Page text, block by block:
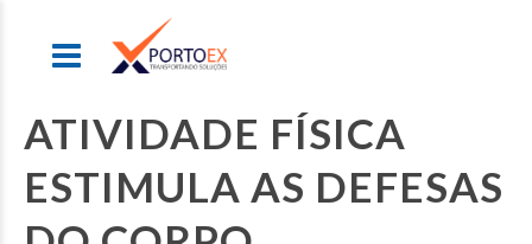
ATIVIDADE FÍSICA
ESTIMULA AS DEFESAS